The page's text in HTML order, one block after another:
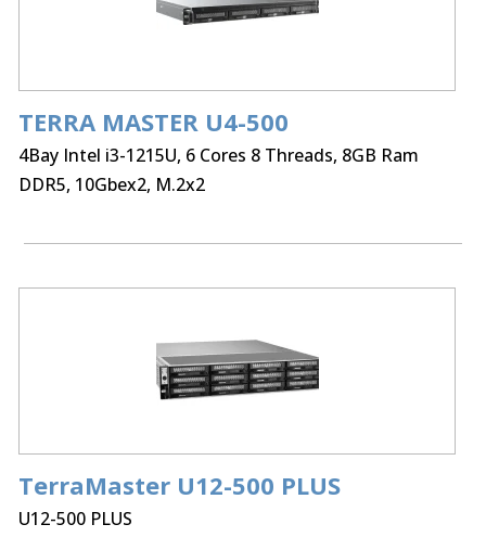
TERRA MASTER U4-500
4Bay Intel i3-1215U, 6 Cores 8 Threads, 8GB Ram
DDR5, 10Gbex2, M.2x2
TerraMaster U12-500 PLUS
U12-500 PLUS